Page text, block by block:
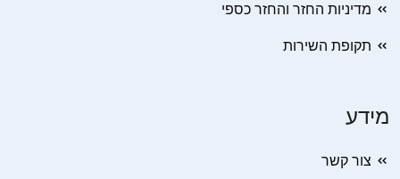
מדיניות החזר והחזר כספי
תקופת השירות
מידע
צור קשר